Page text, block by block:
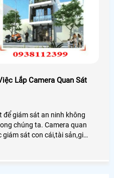
Lắp Camera Quan Sát
để giám sát an ninh không
chúng ta. Camera quan
sát con cái,tài sản,giúp